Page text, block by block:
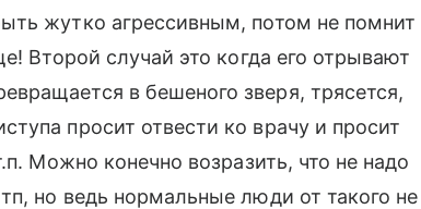
жутко агрессивным, потом не помнит
Второй случай это когда его отрывают
в бешеного зверя, трясется,
просит отвести ко врачу и просит
Можно конечно возразить, что не надо
но ведь нормальные люди от такого не